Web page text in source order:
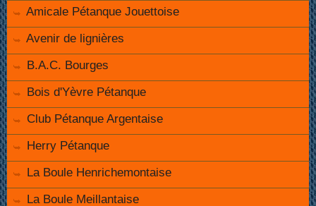
Amicale Pétanque Jouettoise
Avenir de lignières
B.A.C. Bourges
Bois d'Yèvre Pétanque
Club Pétanque Argentaise
Herry Pétanque
La Boule Henrichemontaise
La Boule Meillantaise